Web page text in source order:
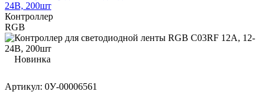
Контроллер
RGB
Новинка
Артикул: 0У-00006561